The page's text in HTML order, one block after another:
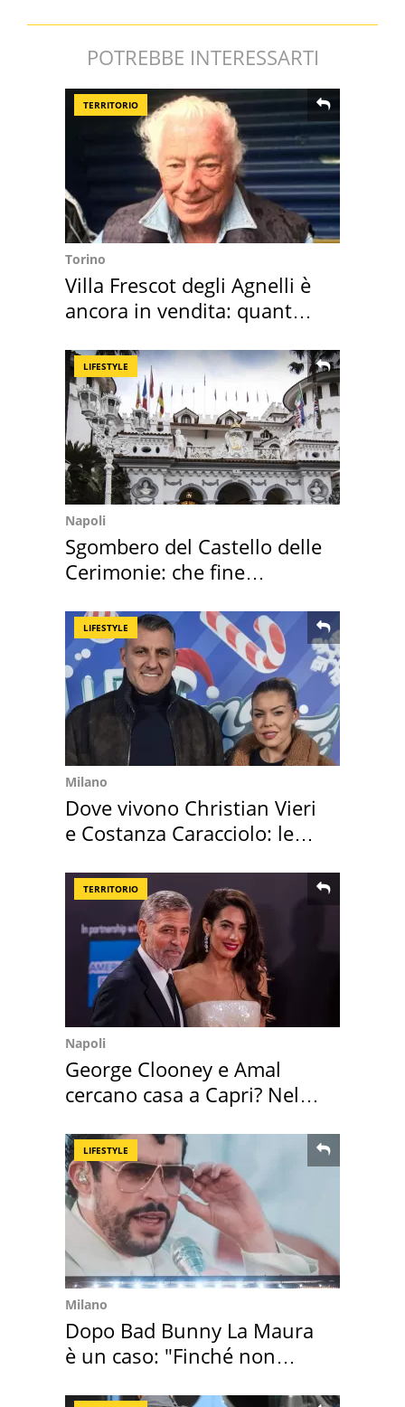
POTREBBE INTERESSARTI
TERRITORIO
Torino
Villa Frescot degli Agnelli è
ancora in vendita: quanto
LIFESTYLE
Napoli
Sgombero del Castello delle
Cerimonie: che fine
LIFESTYLE
Milano
Dove vivono Christian Vieri
e Costanza Caracciolo: le
TERRITORIO
Napoli
George Clooney e Amal
cercano casa a Capri? Nel
LIFESTYLE
Milano
Dopo Bad Bunny La Maura
è un caso: "Finché non